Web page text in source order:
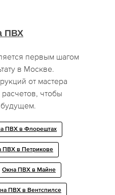
ПВХ
первым шагом
в Москве.
от мастера
чтобы
ПВХ в Флорештах
ПВХ в Петрикове
Окна ПВХ в Майне
ПВХ в Вентспилсе